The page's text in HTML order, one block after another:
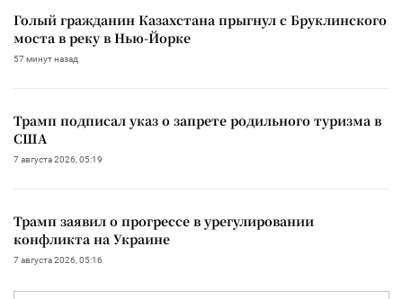
Голый гражданин Казахстана прыгнул с Бруклинского
моста в реку в Нью-Йорке
57 минут назад
Трамп подписал указ о запрете родильного туризма в
США
7 августа 2026, 05:19
Трамп заявил о прогрессе в урегулировании
конфликта на Украине
7 августа 2026, 05:16